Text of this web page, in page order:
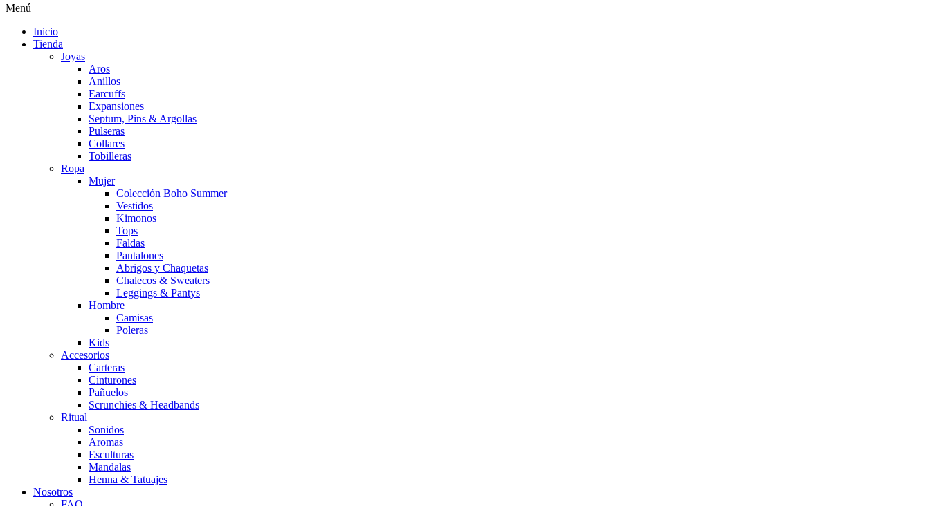
Menú
Inicio
Tienda
Joyas
Aros
Anillos
Earcuffs
Expansiones
Septum, Pins & Argollas
Pulseras
Collares
Tobilleras
Ropa
Mujer
Colección Boho Summer
Vestidos
Kimonos
Tops
Faldas
Pantalones
Abrigos y Chaquetas
Chalecos & Sweaters
Leggings & Pantys
Hombre
Camisas
Poleras
Kids
Accesorios
Carteras
Cinturones
Pañuelos
Scrunchies & Headbands
Ritual
Sonidos
Aromas
Esculturas
Mandalas
Henna & Tatuajes
Nosotros